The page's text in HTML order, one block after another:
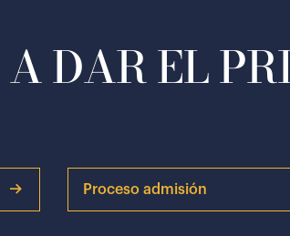
DAR EL
Proceso admisión